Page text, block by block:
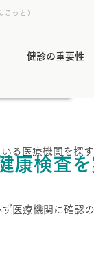
っと）
健診の重要性
康検査
医療機関に確認